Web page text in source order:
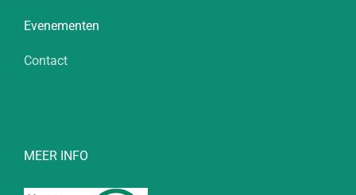
Evenementen
Contact
MEER INFO